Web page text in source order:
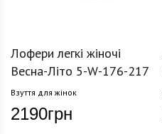
Лофери легкі жіночі
Весна-Літо 5-W-176-217
Взуття для жінок
2190грн